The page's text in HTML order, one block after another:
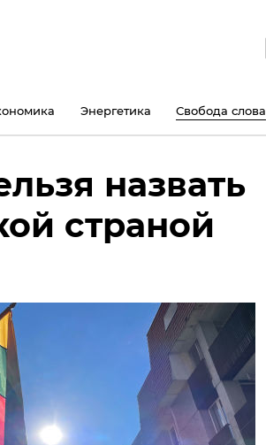
Энергетика Свобода слова
назвать
страной